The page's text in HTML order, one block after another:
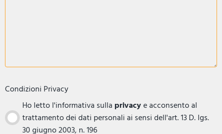
Condizioni Privacy
Ho letto l'informativa sulla privacye acconsento al
trattamento dei dati personali ai sensi dell'art. 13 D. lgs.
30 giugno 2003, n. 196